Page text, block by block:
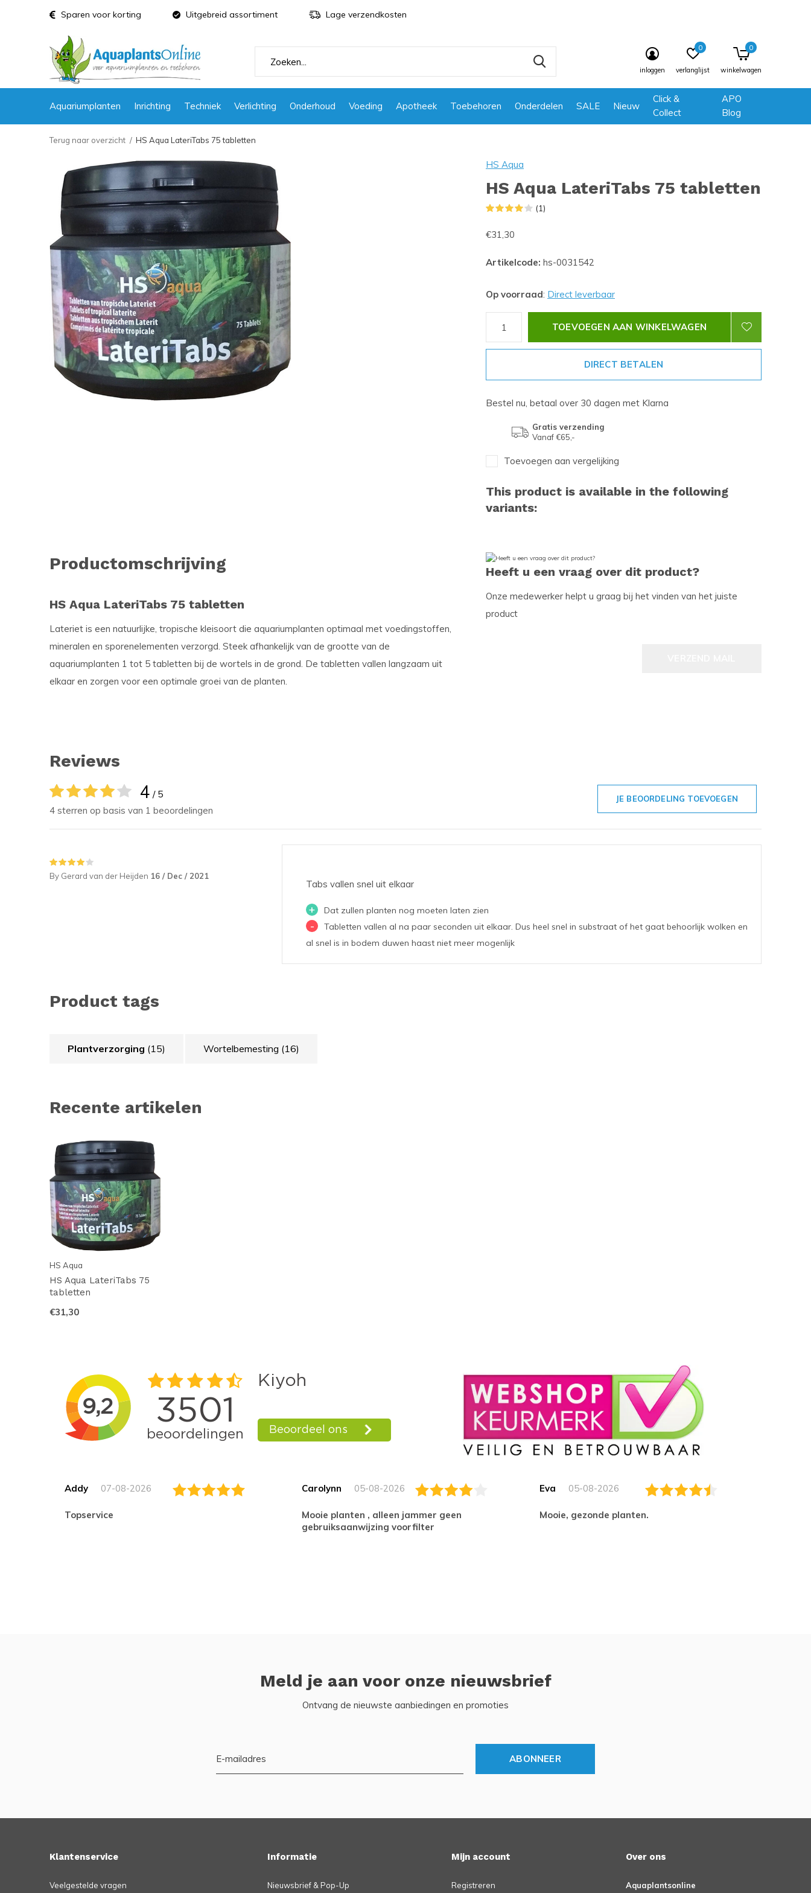
Aquariumplanten Inrichting Techniek Verlichting Onderhoud Voeding Apotheek Toebehoren Onderdelen SALE Nieuw
Click &
Collect
APO
Blog
inloggen verlanglijst
0
winkelwagen
0
Sparen voor korting Uitgebreid assortiment Lage verzendkosten
Terug naar overzicht HS Aqua LateriTabs 75 tabletten
HS Aqua
HS Aqua LateriTabs 75 tabletten
(1)
€31,30
Artikelcode: hs-0031542
Op voorraad: Direct leverbaar
TOEVOEGEN AAN WINKELWAGEN
DIRECT BETALEN
Bestel nu, betaal over 30 dagen met Klarna
Gratis verzending
Vanaf €65,-
Toevoegen aan vergelijking
This product is available in the following
variants:
Productomschrijving
HS Aqua LateriTabs 75 tabletten
Lateriet is een natuurlijke, tropische kleisoort die aquariumplanten optimaal met voedingstoffen,
mineralen en sporenelementen verzorgd. Steek afhankelijk van de grootte van de
aquariumplanten 1 tot 5 tabletten bij de wortels in de grond. De tabletten vallen langzaam uit
elkaar en zorgen voor een optimale groei van de planten.
Heeft u een vraag over dit product?
Onze medewerker helpt u graag bij het vinden van het juiste
product
Reviews
4 / 5
4 sterren op basis van 1 beoordelingen
JE BEOORDELING TOEVOEGEN
By Gerard van der Heijden 16 / Dec / 2021
Tabs vallen snel uit elkaar
+ Dat zullen planten nog moeten laten zien
-
Tabletten vallen al na paar seconden uit elkaar. Dus heel snel in substraat of het gaat behoorlijk wolken en
al snel is in bodem duwen haast niet meer mogenlijk
Product tags
Plantverzorging (15) Wortelbemesting (16)
Recente artikelen
HS Aqua
HS Aqua LateriTabs 75
tabletten
€31,30
Addy 07-08-2026
topservice
Carolynn 05-08-2026
Mooie planten , alleen jammer geen
gebruiksaanwijzing voorfilter
Eva 05-08-2026
Mooie, gezonde planten.
Meld je aan voor onze nieuwsbrief
Ontvang de nieuwste aanbiedingen en promoties
ABONNEER
Klantenservice
Veelgestelde vragen
Informatie
Nieuwsbrief & Pop-Up
Mijn account
Registreren
Over ons
Aquaplantsonline